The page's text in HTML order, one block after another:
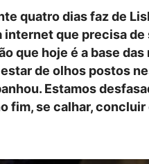
quatro dias faz de
que precisa de
que hoje é a base das
de olhos postos
Estamos
fim, se calhar, concluir